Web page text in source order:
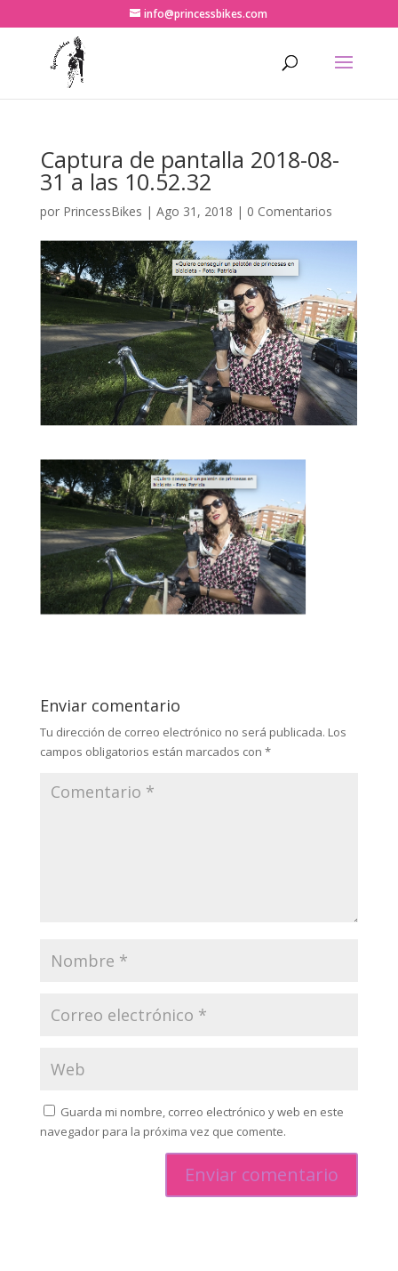
info@princessbikes.com
Captura de pantalla 2018-08-
31 a las 10.52.32
por PrincessBikes | Ago 31, 2018 | 0 Comentarios
Enviar comentario
Tu dirección de correo electrónico no será publicada. Los
campos obligatorios están marcados con *
Guarda mi nombre, correo electrónico y web en este
navegador para la próxima vez que comente.